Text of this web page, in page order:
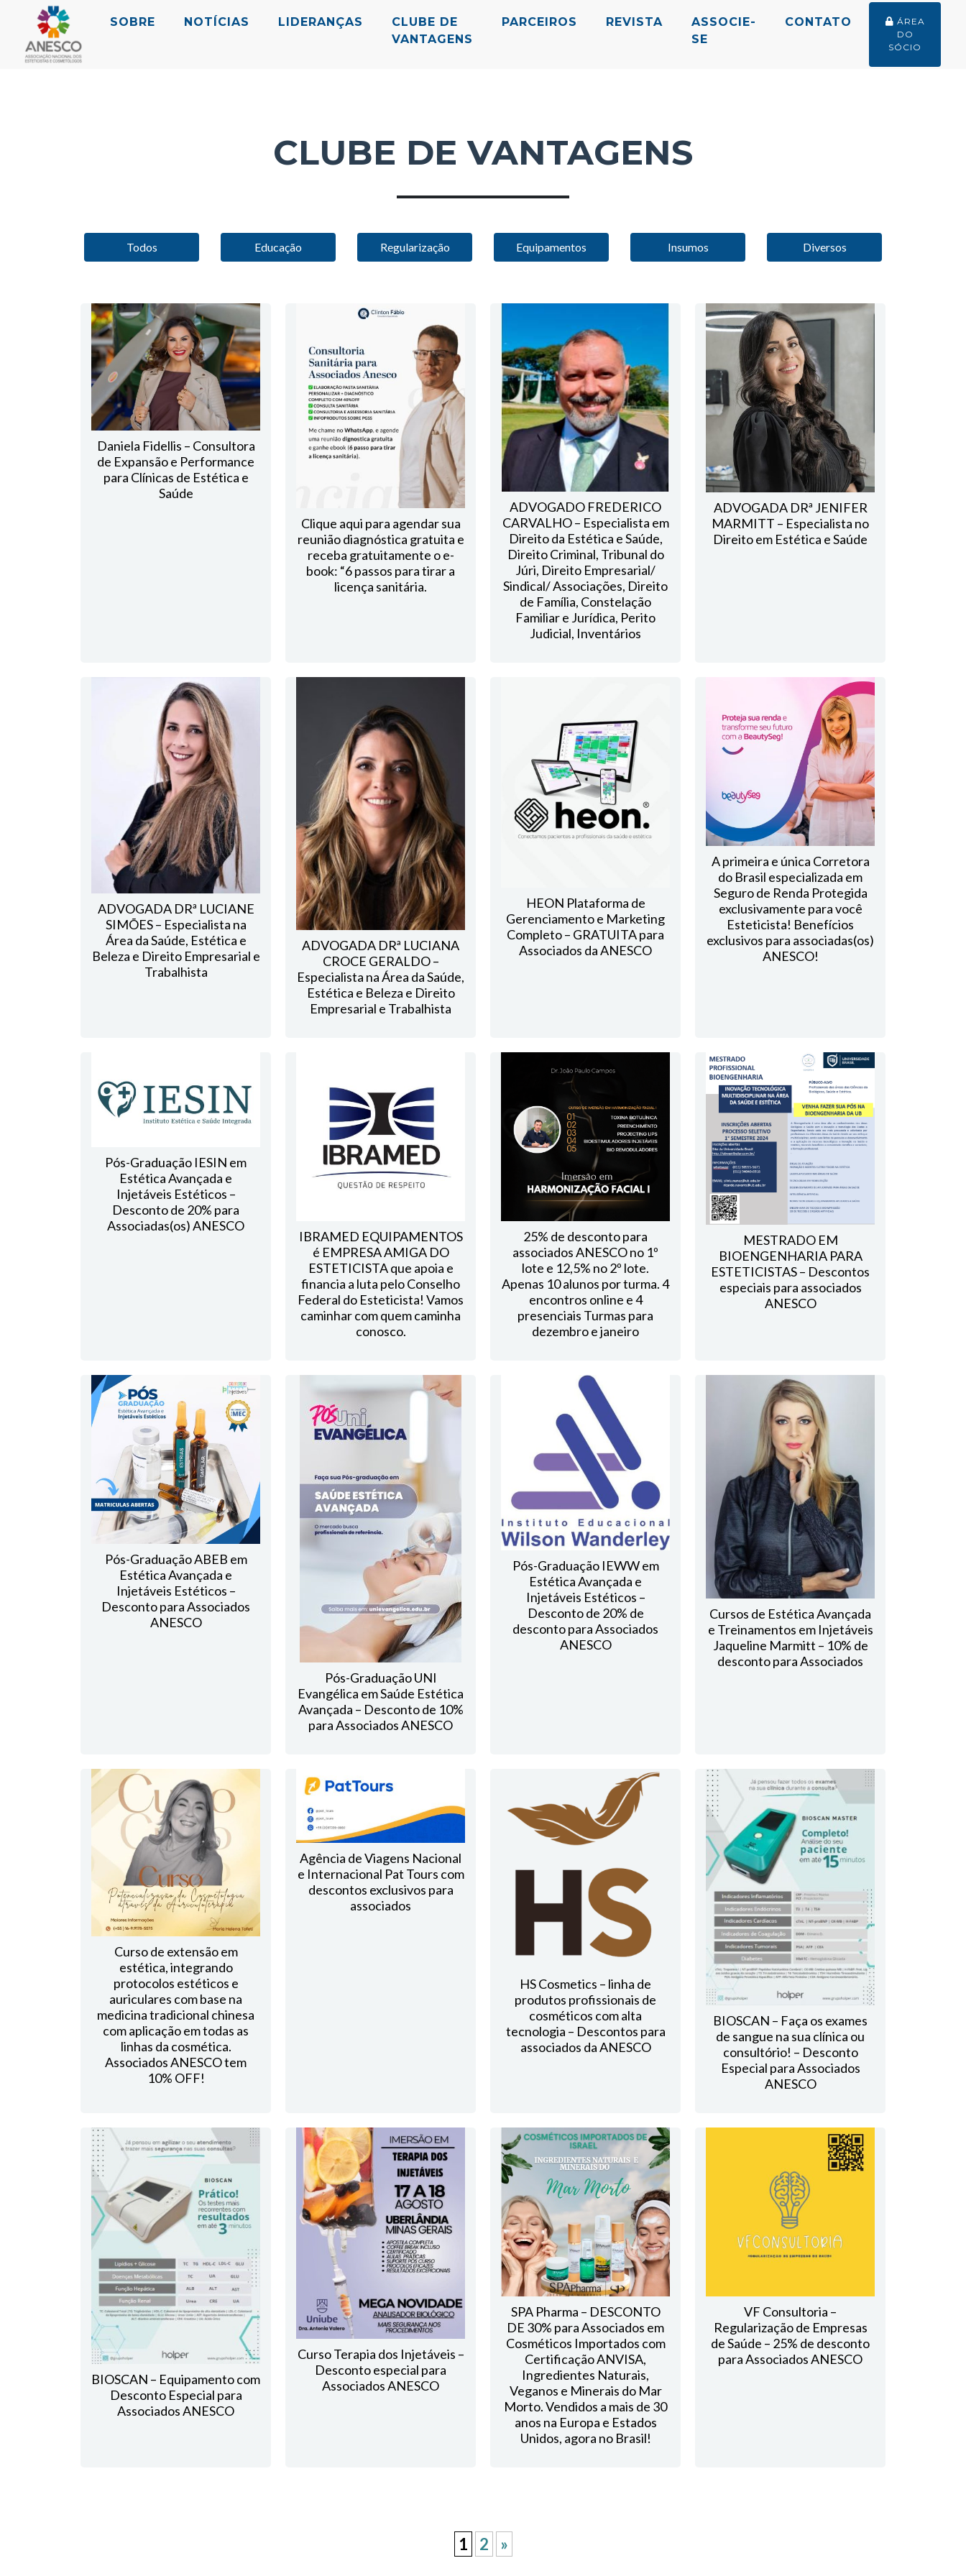
SOBRE NOTÍCIAS LIDERANÇAS
CLUBE DE
VANTAGENS
PARCEIROS REVISTA
ASSOCIE-
SE
CONTATO
ÁREA
DO
SÓCIO
CLUBE DE VANTAGENS
Todos Educação Regularização Equipamentos Insumos Diversos
Daniela Fidellis – Consultora
de Expansão e Performance
para Clínicas de Estética e
Saúde
Clique aqui para agendar sua
reunião diagnóstica gratuita e
receba gratuitamente o e-
book: “6 passos para tirar a
licença sanitária.
ADVOGADO FREDERICO
CARVALHO – Especialista em
Direito da Estética e Saúde,
Direito Criminal, Tribunal do
Júri, Direito Empresarial/
Sindical/ Associações, Direito
de Família, Constelação
Familiar e Jurídica, Perito
Judicial, Inventários
ADVOGADA DRª JENIFER
MARMITT – Especialista no
Direito em Estética e Saúde
ADVOGADA DRª LUCIANE
SIMÕES – Especialista na
Área da Saúde, Estética e
Beleza e Direito Empresarial e
Trabalhista
ADVOGADA DRª LUCIANA
CROCE GERALDO –
Especialista na Área da Saúde,
Estética e Beleza e Direito
Empresarial e Trabalhista
HEON Plataforma de
Gerenciamento e Marketing
Completo – GRATUITA para
Associados da ANESCO
A primeira e única Corretora
do Brasil especializada em
Seguro de Renda Protegida
exclusivamente para você
Esteticista! Benefícios
exclusivos para associadas(os)
ANESCO!
Pós-Graduação IESIN em
Estética Avançada e
Injetáveis Estéticos –
Desconto de 20% para
Associadas(os) ANESCO
IBRAMED EQUIPAMENTOS
é EMPRESA AMIGA DO
ESTETICISTA que apoia e
financia a luta pelo Conselho
Federal do Esteticista! Vamos
caminhar com quem caminha
conosco.
25% de desconto para
associados ANESCO no 1º
lote e 12,5% no 2º lote.
Apenas 10 alunos por turma. 4
encontros online e 4
presenciais Turmas para
dezembro e janeiro
MESTRADO EM
BIOENGENHARIA PARA
ESTETICISTAS – Descontos
especiais para associados
ANESCO
Pós-Graduação ABEB em
Estética Avançada e
Injetáveis Estéticos –
Desconto para Associados
ANESCO
Pós-Graduação UNI
Evangélica em Saúde Estética
Avançada – Desconto de 10%
para Associados ANESCO
Pós-Graduação IEWW em
Estética Avançada e
Injetáveis Estéticos –
Desconto de 20% de
desconto para Associados
ANESCO
Cursos de Estética Avançada
e Treinamentos em Injetáveis
Jaqueline Marmitt – 10% de
desconto para Associados
Curso de extensão em
estética, integrando
protocolos estéticos e
auriculares com base na
medicina tradicional chinesa
com aplicação em todas as
linhas da cosmética.
Associados ANESCO tem
10% OFF!
Agência de Viagens Nacional
e Internacional Pat Tours com
descontos exclusivos para
associados
HS Cosmetics – linha de
produtos profissionais de
cosméticos com alta
tecnologia – Descontos para
associados da ANESCO
BIOSCAN – Faça os exames
de sangue na sua clínica ou
consultório! – Desconto
Especial para Associados
ANESCO
BIOSCAN – Equipamento com
Desconto Especial para
Associados ANESCO
Curso Terapia dos Injetáveis –
Desconto especial para
Associados ANESCO
SPA Pharma – DESCONTO
DE 30% para Associados em
Cosméticos Importados com
Certificação ANVISA,
Ingredientes Naturais,
Veganos e Minerais do Mar
Morto. Vendidos a mais de 30
anos na Europa e Estados
Unidos, agora no Brasil!
VF Consultoria –
Regularização de Empresas
de Saúde – 25% de desconto
para Associados ANESCO
1 2 »